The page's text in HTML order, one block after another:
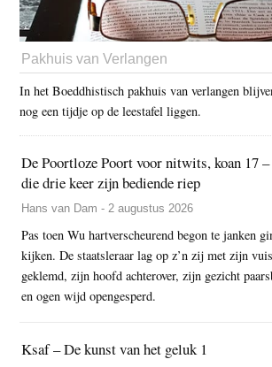
Pakhuis van Verlangen
In het Boeddhistisch pakhuis van verlangen
nog een tijdje op de leestafel liggen.
De Poortloze Poort voor nitwits, koan 17
die drie keer zijn bediende riep
Hans van Dam - 2 augustus 2026
Pas toen Wu hartverscheurend begon te janken
kijken. De staatsleraar lag op z’n zij met zijn
geklemd, zijn hoofd achterover, zijn gezicht
en ogen wijd opengesperd.
Ksaf – De kunst van het geluk 1